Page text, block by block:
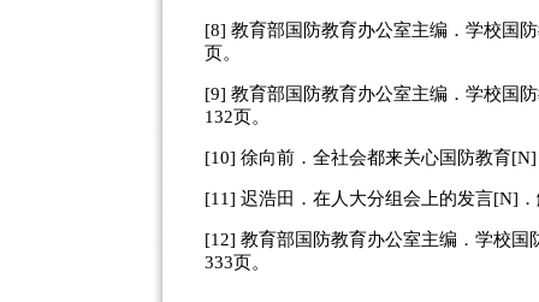
[8] 教育部国防教育办公室主编．学校国
页。
[9] 教育部国防教育办公室主编．学校国
132页。
[10] 徐向前．全社会都来关心国防教育
[11] 迟浩田．在人大分组会上的发言[N]
[12] 教育部国防教育办公室主编．学校
333页。